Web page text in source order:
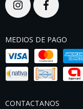
MEDIOS DE PAGO
CONTACTANOS